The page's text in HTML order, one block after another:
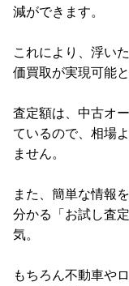
減ができます。
これにより、浮い
価買取が実現可能
査定額は、中古オ
ているので、相場
ません。
また、簡単な情報
分かる「お試し査
気。
もちろん不動車や